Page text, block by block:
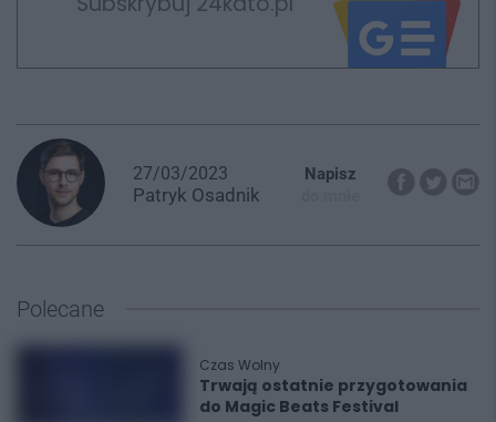
27/03/2023
Patryk Osadnik
Napisz
Polecane
Czas Wolny
Trwają ostatnie przygotowania
do Magic Beats Festival